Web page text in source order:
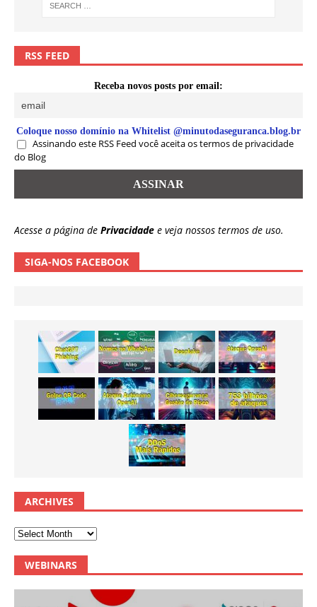
RSS FEED
Receba novos posts por email:
Coloque nosso domínio na Whitelist @minutodaseguranca.blog.br
Assinando este RSS Feed você aceita os termos de privacidade
do Blog
Acesse a página de Privacidade e veja nossos termos de uso.
SIGA-NOS FACEBOOK
ARCHIVES
WEBINARS